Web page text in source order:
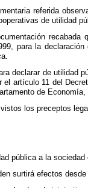
referida
de utilidad
para la
declarar de utilidad
el artículo 11 del
de
los preceptos
pública a la
surtirá efectos